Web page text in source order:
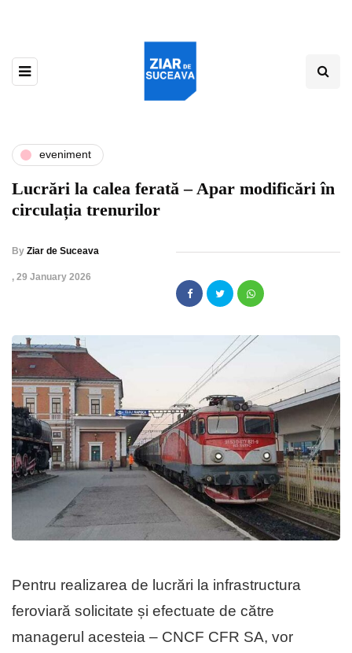
eveniment
Lucrări la calea ferată – Apar modificări în
circulația trenurilor
By Ziar de Suceava
, 29 January 2026
Pentru realizarea de lucrări la infrastructura
feroviară solicitate și efectuate de către
managerul acesteia – CNCF CFR SA, vor